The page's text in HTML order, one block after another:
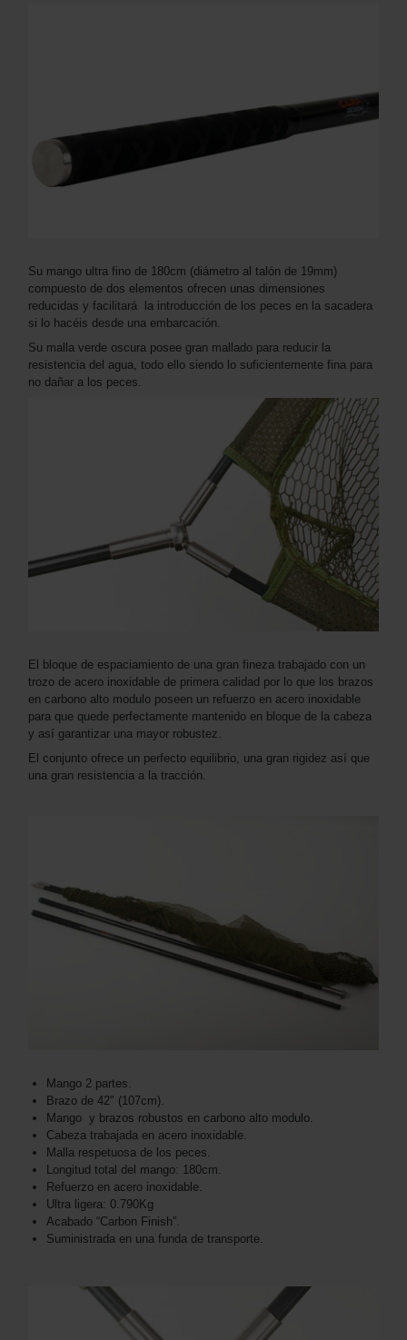
Su mango ultra fino de 180cm (diámetro al talón de 19mm)
compuesto de dos elementos ofrecen unas dimensiones
reducidas y facilitará la introducción de los peces en la sacadera
si lo hacéis desde una embarcación.
Su malla verde oscura posee gran mallado para reducir la
resistencia del agua, todo ello siendo lo suficientemente fina para
no dañar a los peces.
El bloque de espaciamiento de una gran fineza trabajado con un
trozo de acero inoxidable de primera calidad por lo que los brazos
en carbono alto modulo poseen un refuerzo en acero inoxidable
para que quede perfectamente mantenido en bloque de la cabeza
y así garantizar una mayor robustez.
El conjunto ofrece un perfecto equilibrio, una gran rigidez así que
una gran resistencia a la tracción.
Mango 2 partes.
Brazo de 42" (107cm).
Mango y brazos robustos en carbono alto modulo.
Cabeza trabajada en acero inoxidable.
Malla respetuosa de los peces.
Longitud total del mango: 180cm.
Refuerzo en acero inoxidable.
Ultra ligera: 0.790Kg
Acabado “Carbon Finish”.
Suministrada en una funda de transporte.